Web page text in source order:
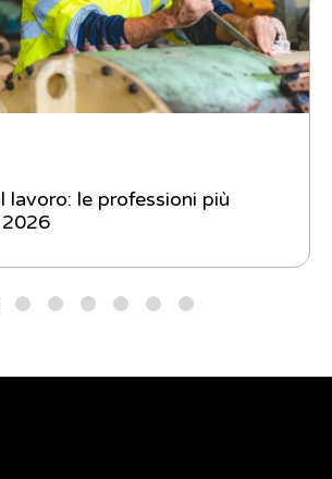
lavoro: le professioni più